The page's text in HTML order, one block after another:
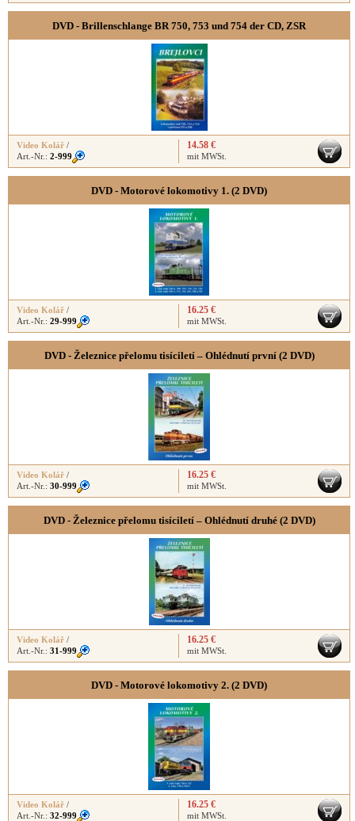
DVD - Brillenschlange BR 750, 753 und 754 der CD, ZSR
Video Kolář /
Art.-Nr.: 2-999
14.58 €
mit MWSt.
DVD - Motorové lokomotivy 1. (2 DVD)
Video Kolář /
Art.-Nr.: 29-999
16.25 €
mit MWSt.
DVD - Železnice přelomu tisíciletí – Ohlédnutí první (2 DVD)
Video Kolář /
Art.-Nr.: 30-999
16.25 €
mit MWSt.
DVD - Železnice přelomu tisíciletí – Ohlédnutí druhé (2 DVD)
Video Kolář /
Art.-Nr.: 31-999
16.25 €
mit MWSt.
DVD - Motorové lokomotivy 2. (2 DVD)
Video Kolář /
Art.-Nr.: 32-999
16.25 €
mit MWSt.